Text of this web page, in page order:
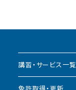
講習・サービス一覧